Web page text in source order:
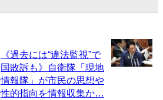
《過去には“違法監視”で
国敗訴も》自衛隊「現地
情報隊」が市民の思想や
性的指向を情報収集か…